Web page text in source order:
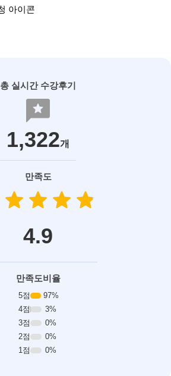
총 실시간 수강후기
reviews
1,322개
만족도
star
star star
star star
star star
star
4.9
만족도비율
5점
97%
4점
3%
3점
0%
2점
0%
1점
0%